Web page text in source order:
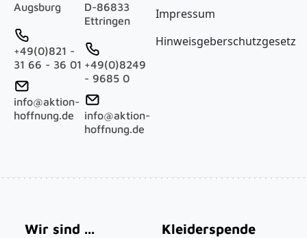
Augsburg
+49(0)821 -
31 66 - 36 01
info@aktion-
hoffnung.de
D-86833
Ettringen
+49(0)8249
- 9685 0
info@aktion-
hoffnung.de
Impressum
Hinweisgeberschutzgesetz
Main navigation
Wir sind ... Kleiderspende